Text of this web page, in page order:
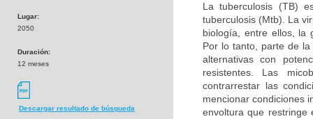
Lugar:
2050
Duración:
12 meses
Descargar resultado de búsqueda
La tuberculosis (TB)
tuberculosis (Mtb). La
biología, entre ellos, la
Por lo tanto, parte de
alternativas con
resistentes. Las
contrarrestar las
mencionar condiciones
envoltura que restringe